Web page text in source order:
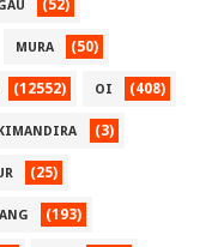
(52)
MURA (50)
(12552) OI (408)
(3)
(25)
(193)